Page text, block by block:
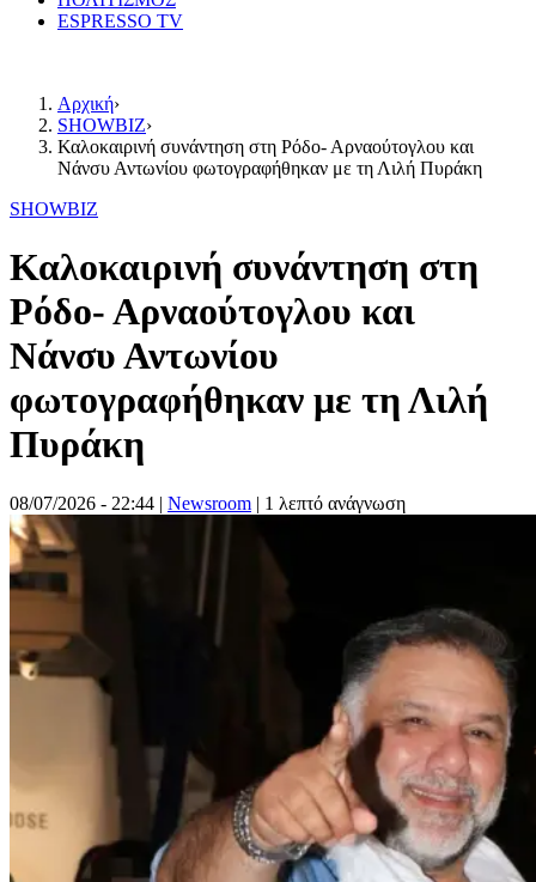
ESPRESSO TV
Αρχική›
SHOWBIZ›
Καλοκαιρινή συνάντηση στη Ρόδο- Αρναούτογλου και
Νάνσυ Αντωνίου φωτογραφήθηκαν με τη Λιλή Πυράκη
SHOWBIZ
Καλοκαιρινή συνάντηση στη
Ρόδο- Αρναούτογλου και
Νάνσυ Αντωνίου
φωτογραφήθηκαν με τη Λιλή
Πυράκη
08/07/2026 - 22:44 | Newsroom | 1 λεπτό ανάγνωση